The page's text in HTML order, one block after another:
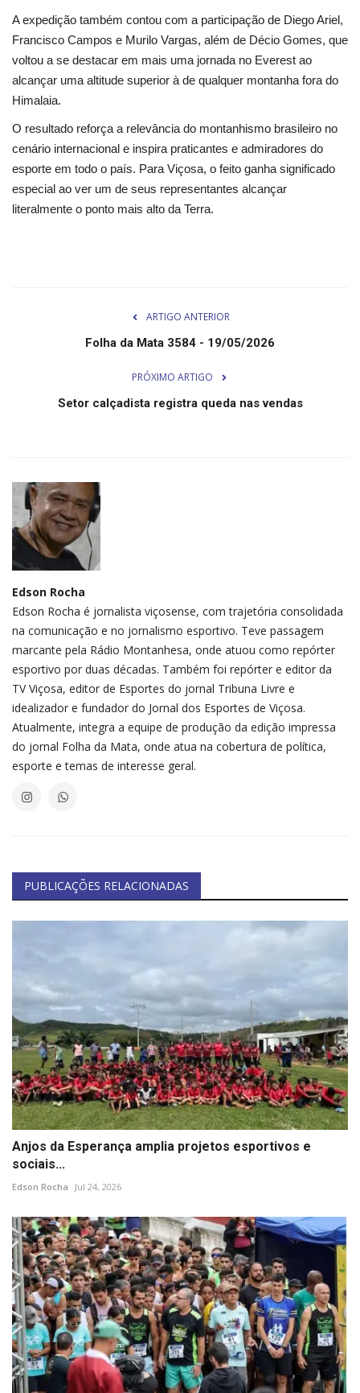
Solidariedade
Meio Ambiente
Justiça
Obituário
Brasil
A expedição também contou com a participação de Diego Ariel,
Francisco Campos e Murilo Vargas, além de Décio Gomes, que
voltou a se destacar em mais uma jornada no Everest ao
alcançar uma altitude superior à de qualquer montanha fora do
Himalaia.
O resultado reforça a relevância do montanhismo brasileiro no
cenário internacional e inspira praticantes e admiradores do
esporte em todo o país. Para Viçosa, o feito ganha significado
especial ao ver um de seus representantes alcançar
literalmente o ponto mais alto da Terra.
ARTIGO ANTERIOR
Folha da Mata 3584 - 19/05/2026
PRÓXIMO ARTIGO
Setor calçadista registra queda nas vendas
Edson Rocha
Edson Rocha é jornalista viçosense, com trajetória consolidada
na comunicação e no jornalismo esportivo. Teve passagem
marcante pela Rádio Montanhesa, onde atuou como repórter
esportivo por duas décadas. Também foi repórter e editor da
TV Viçosa, editor de Esportes do jornal Tribuna Livre e
idealizador e fundador do Jornal dos Esportes de Viçosa.
Atualmente, integra a equipe de produção da edição impressa
do jornal Folha da Mata, onde atua na cobertura de política,
esporte e temas de interesse geral.
PUBLICAÇÕES RELACIONADAS
Anjos da Esperança amplia projetos esportivos e
sociais...
Edson Rocha Jul 24, 2026